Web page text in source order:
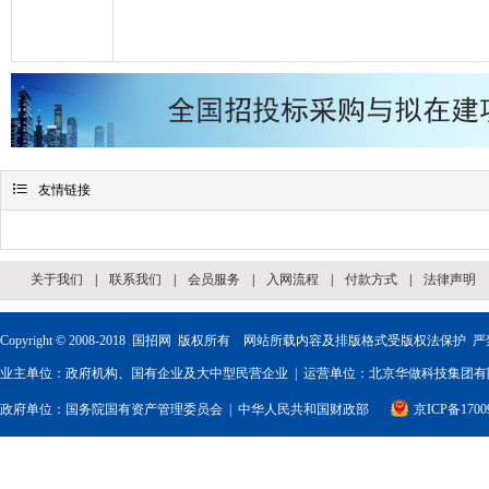
 友情链接
关于我们 联系我们 会员服务 入网流程 付款方式 法律声明
Copyright © 2008-2018 国招网 版权所有 网站所载内容及排版格式受版权法保护 严
业主单位：政府机构、国有企业及大中型民营企业 | 运营单位：北京华做科技集团
政府单位： 国务院国有资产管理委员会 中华人民共和国财政部 京ICP备